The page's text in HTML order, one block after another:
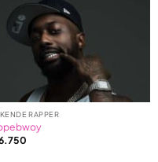
RAPPER